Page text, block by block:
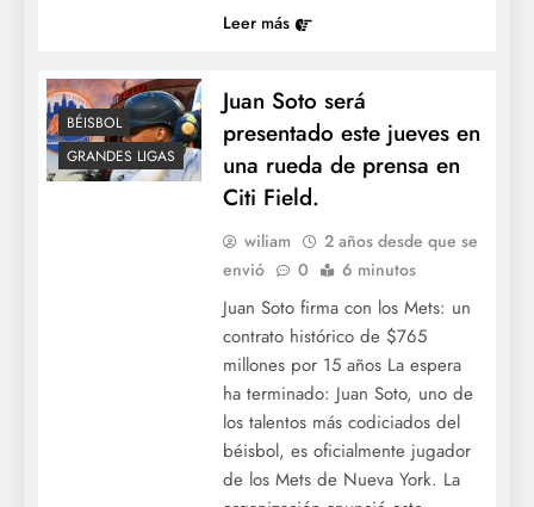
Leer más
BÉISBOL
GRANDES LIGAS
Juan Soto será
presentado este jueves en
una rueda de prensa en
Citi Field.
wiliam
2 años desde que se
envió
0 6 minutos
Juan Soto firma con los Mets: un
contrato histórico de $765
millones por 15 años La espera
ha terminado: Juan Soto, uno de
los talentos más codiciados del
béisbol, es oficialmente jugador
de los Mets de Nueva York. La